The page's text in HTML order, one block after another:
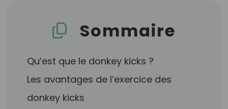
Sommaire
Qu’est que le donkey kicks ?
Les avantages de l’exercice des
donkey kicks